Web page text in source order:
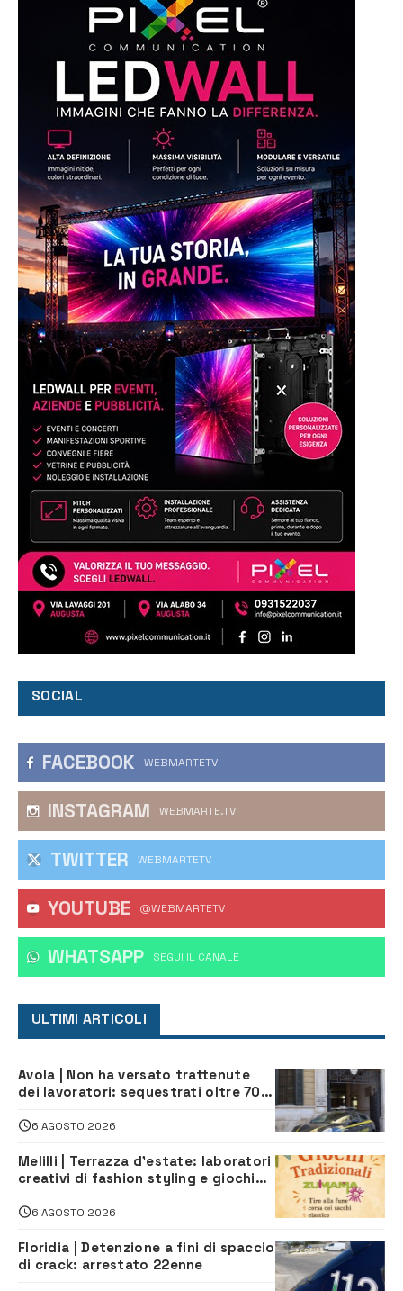
SOCIAL
FACEBOOK WEBMARTETV
INSTAGRAM WEBMARTE.TV
TWITTER WEBMARTETV
YOUTUBE @WEBMARTETV
WHATSAPP ‎SEGUI IL CANALE
ULTIMI ARTICOLI
Avola | Non ha versato trattenute
dei lavoratori: sequestrati oltre 700
climatizzazione
6 AGOSTO 2026
Melilli | Terrazza d’estate: laboratori
creativi di fashion styling e giochi
iscriversi
6 AGOSTO 2026
Floridia | Detenzione a fini di spaccio
di crack: arrestato 22enne